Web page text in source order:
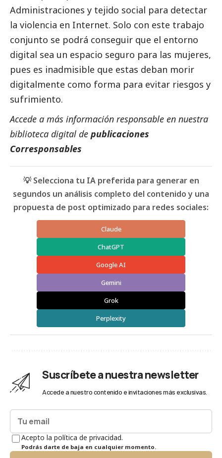
Administraciones y tejido social para detectar
la violencia en Internet. Solo con este trabajo
conjunto se podrá conseguir que el entorno
digital sea un espacio seguro para las mujeres,
pues es inadmisible que estas deban morir
digitalmente como forma para evitar riesgos y
sufrimiento.
Accede a más información responsable en nuestra
biblioteca digital de publicaciones
Corresponsables
💡 Selecciona tu IA preferida para generar en
segundos un análisis completo del contenido y una
propuesta de post optimizado para redes sociales:
Claude
ChatGPT
Google AI
Gemini
Grok
Perplexity
Suscríbete a nuestra newsletter
Accede a nuestro contenido e invitaciones más exclusivas.
Acepto la política de privacidad.
Podrás darte de baja en cualquier momento.